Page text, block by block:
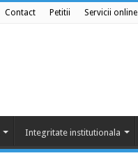
Contact Petitii Servicii online
Integritate institutionala